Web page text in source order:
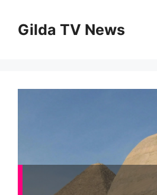
contenuto
Gilda TV News